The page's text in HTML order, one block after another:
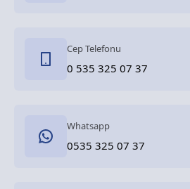
Cep Telefonu
0 535 325 07 37
Whatsapp
0535 325 07 37